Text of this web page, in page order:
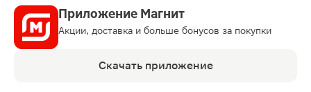
Приложение Магнит
Акции, доставка и больше бонусов за покупки
Скачать приложение